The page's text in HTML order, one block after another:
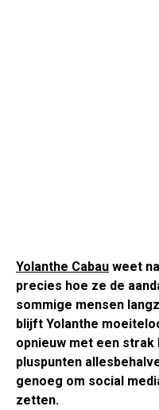
Yolanthe Cabau weet
precies hoe ze de
sommige mensen
blijft Yolanthe
opnieuw met een strak
pluspunten
genoeg om social
zetten.